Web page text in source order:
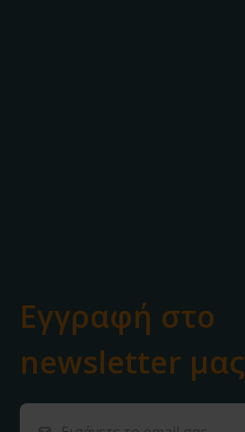
Εγγραφή στο
newsletter μας